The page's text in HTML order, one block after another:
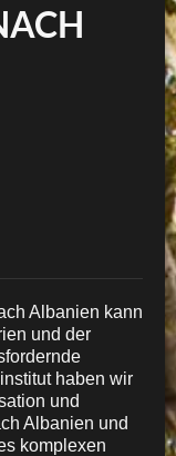
Albanien kann
und der
haben wir
und
Albanien und
komplexen